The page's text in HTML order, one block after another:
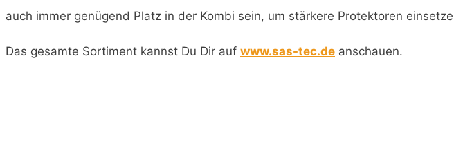
auch immer genügend Platz in der Kombi sein, um stärkere Protektoren
Das gesamte Sortiment kannst Du Dir auf www.sas-tec.de anschauen.